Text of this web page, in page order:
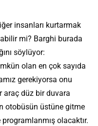
insanları kurtarmak
mi? Barghi burada
söylüyor:
olan en çok sayıda
gerekiyorsa onu
araç düz bir duvara
otobüsün üstüne gitme
olacaktır.